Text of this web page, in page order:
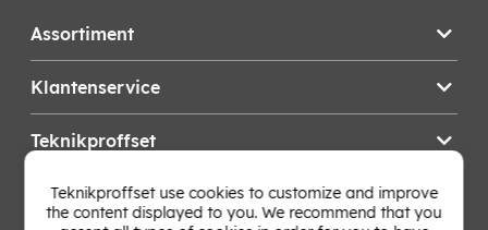
Assortiment
Klantenservice
Teknikproffset
Wijzig Land
Teknikproffset use cookies to customize and improve
the content displayed to you. We recommend that you